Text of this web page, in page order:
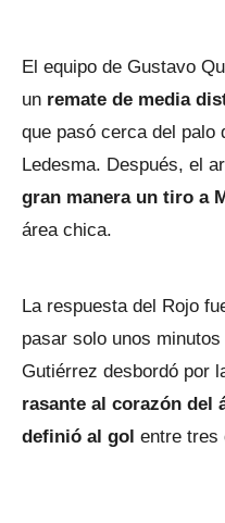
El equipo de Gustavo
un remate de media
que pasó cerca del palo
Ledesma. Después, el
gran manera un tiro a
área chica.
La respuesta del Rojo
pasar solo unos
Gutiérrez desbordó por
rasante al corazón del
definió al gol entre tres